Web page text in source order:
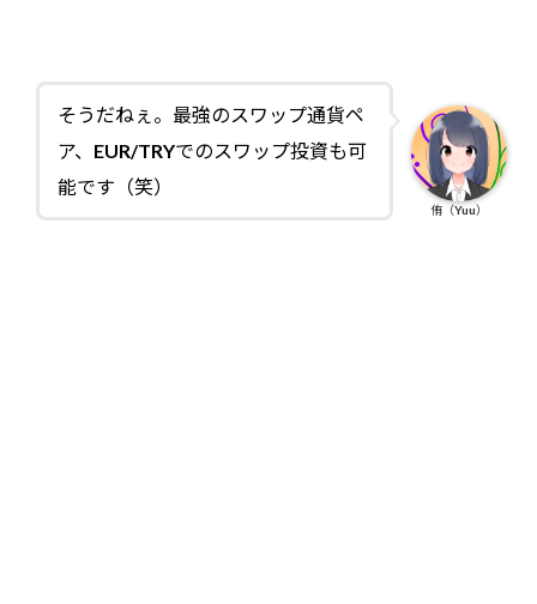
そうだねぇ。最強のスワップ通貨ペ
ア、EUR/TRYでのスワップ投資も可
能です（笑）
侑（Yuu）